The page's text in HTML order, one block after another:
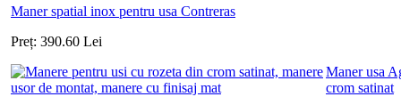
Maner spatial inox pentru usa Contreras
Preț: 390.60 Lei
Maner usa
crom satinat